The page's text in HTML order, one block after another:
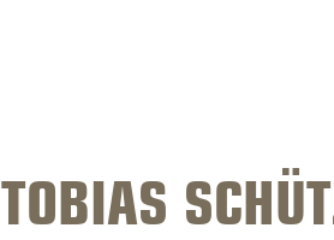
TOBIAS